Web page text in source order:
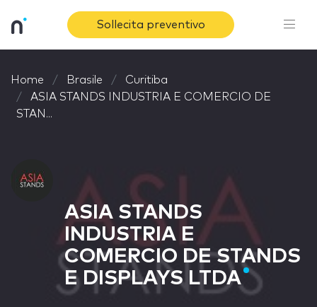
Sollecita preventivo
Home Brasile
Curitiba
ASIA STANDS INDUSTRIA E COMERCIO DE
STAN...
ASIA STANDS
INDUSTRIA E
COMERCIO DE STANDS
E DISPLAYS LTDA